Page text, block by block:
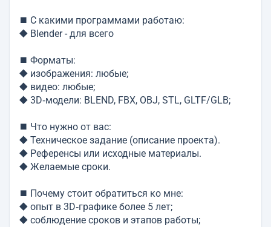
⯀ С какими программами работаю:
⯁ Blender - для всего
⯀ Форматы:
⯁ изображения: любые;
⯁ видео: любые;
⯁ 3D‑модели: BLEND, FBX, OBJ, STL, GLTF/GLB;
⯀ Что нужно от вас:
⯁ Техническое задание (описание проекта).
⯁ Референсы или исходные материалы.
⯁ Желаемые сроки.
⯀ Почему стоит обратиться ко мне:
⯁ опыт в 3D‑графике более 5 лет;
⯁ соблюдение сроков и этапов работы;